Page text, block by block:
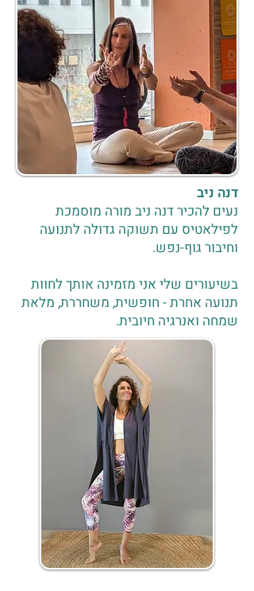
דנה ניב
נעים להכיר דנה ניב מורה מוסמכת
לפילאטיס עם תשוקה גדולה לתנועה
וחיבור גוף-נפש.
בשיעורים שלי אני מזמינה אותך לחוות
תנועה אחרת - חופשית, משחררת, מלאת
שמחה ואנרגיה חיובית.